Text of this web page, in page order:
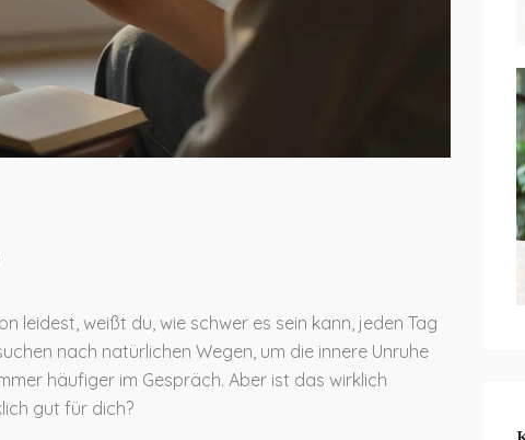
leidest, weißt du, wie schwer es sein kann, jeden Tag
nach natürlichen Wegen, um die innere Unruhe
häufiger im Gespräch. Aber ist das wirklich
gut für dich?